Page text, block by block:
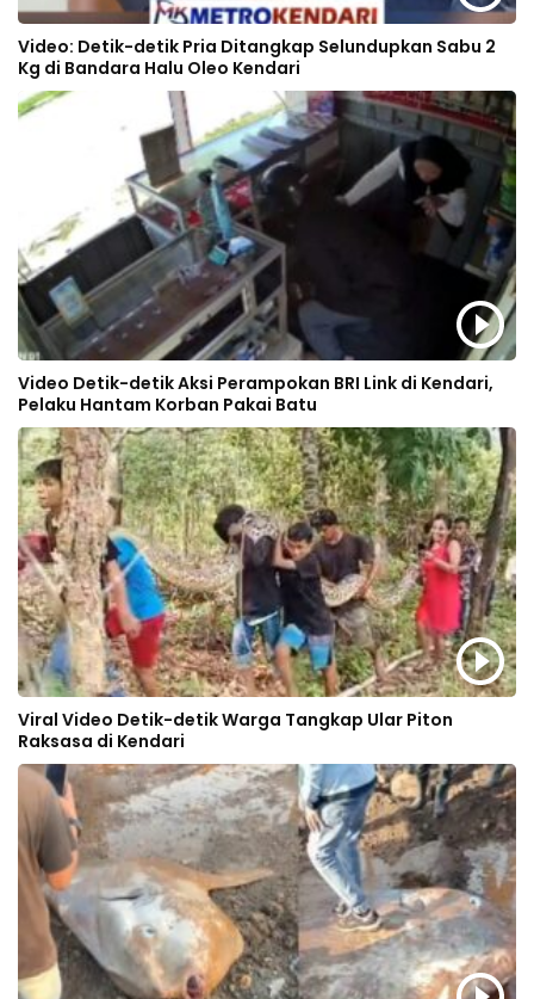
Video: Detik-detik Pria Ditangkap Selundupkan Sabu 2
Kg di Bandara Halu Oleo Kendari
Video Detik-detik Aksi Perampokan BRI Link di Kendari,
Pelaku Hantam Korban Pakai Batu
Viral Video Detik-detik Warga Tangkap Ular Piton
Raksasa di Kendari